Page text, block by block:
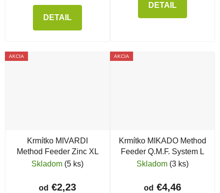
DETAIL
DETAIL
AKCIA
Krmítko MIVARDI
Method Feeder Zinc XL
Skladom (5 ks)
od €2,23
AKCIA
Krmítko MIKADO Method
Feeder Q.M.F. System L
Skladom (3 ks)
od €4,46